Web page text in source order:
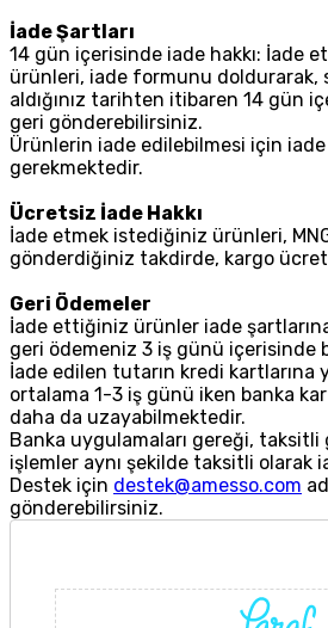
İade Şartları
14 gün içerisinde iade hakkı: İade
ürünleri, iade formunu doldurarak,
aldığınız tarihten itibaren 14 gün
geri gönderebilirsiniz.
Ürünlerin iade edilebilmesi için iade
gerekmektedir.
Ücretsiz İade Hakkı
İade etmek istediğiniz ürünleri,
gönderdiğiniz takdirde, kargo ücreti
Geri Ödemeler
İade ettiğiniz ürünler iade
geri ödemeniz 3 iş günü içerisinde
İade edilen tutarın kredi kartlarına
ortalama 1-3 iş günü iken banka
daha da uzayabilmektedir.
Banka uygulamaları gereği,
işlemler aynı şekilde taksitli olarak
Destek için destek@amesso.com
gönderebilirsiniz.